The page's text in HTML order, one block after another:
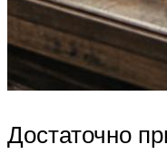
Достаточно